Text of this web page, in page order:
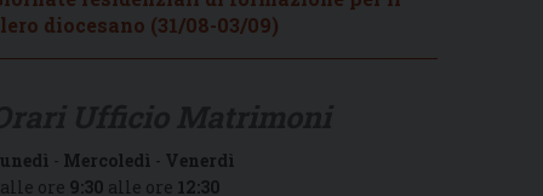
diocesano (31/08-03/09)
- Mercoledì - Venerdì
ore 9:30 alle ore 12:30